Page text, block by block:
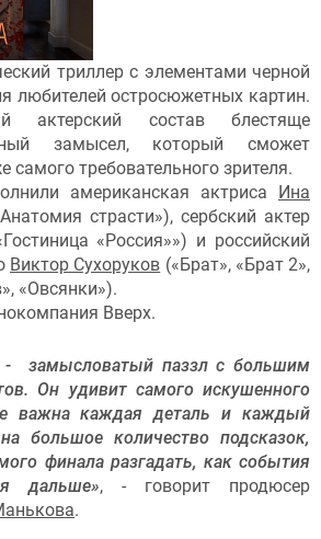
триллер с элементами черной
любителей остросюжетных картин.
актерский состав блестяще
замысел, который сможет
самого требовательного зрителя.
американская актриса
Ина
страсти»), сербский актер
«Россия»») и российский
Виктор Сухоруков («Брат», «Брат 2»,
«Овсянки»).
Вверх.
замысловатый паззл с большим
Он удивит самого искушенного
важна каждая деталь и каждый
большое количество подсказок,
финала разгадать, как события
дальше», - говорит продюсер
.